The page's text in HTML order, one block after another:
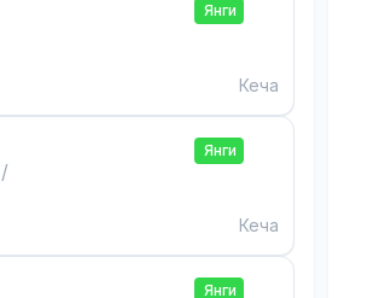
Янги
Кеча
/
Янги
Кеча
Янги